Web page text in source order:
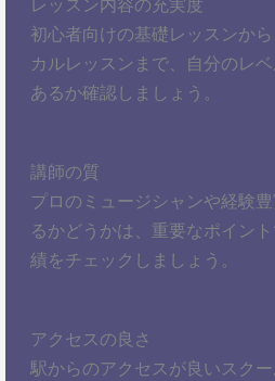
初心者向けの基礎レッスンか
カルレッスンまで、自分のレ
あるか確認しましょう。
講師の質
プロのミュージシャンや経験
るかどうかは、重要なポイン
績をチェックしましょう。
アクセスの良さ
駅からのアクセスが良いスク